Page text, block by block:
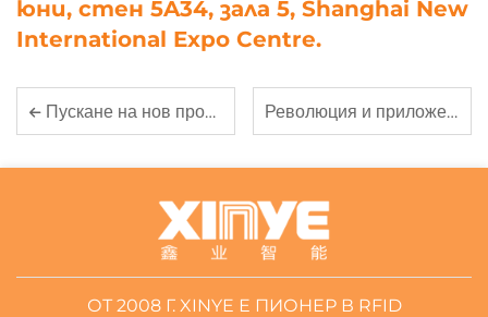
юни, стен 5A34, зала 5, Shanghai New
International Expo Centre.
Пускане на нов продукт: Firma Guangdong Xinye Intelligent Label Co., Ltd. представя продвинат серия NFC умни карти Революция и приложение на етикети с RFID в библиотечното и архивното управление
ОТ 2008 Г. XINYE Е ПИОНЕР В RFID